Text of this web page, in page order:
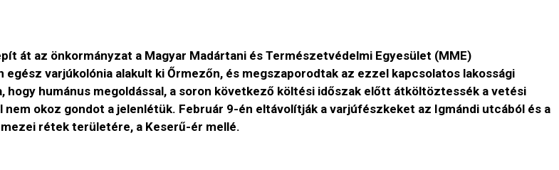
át az önkormányzat a Magyar Madártani és Természetvédelmi Egyesület (MME)
varjúkolónia alakult ki Őrmezőn, és megszaporodtak az ezzel kapcsolatos lakossági
humánus megoldással, a soron következő költési időszak előtt átköltöztessék a vetési
okoz gondot a jelenlétük. Február 9-én eltávolítják a varjúfészkeket az Igmándi utcából és a
rétek területére, a Keserű-ér mellé.